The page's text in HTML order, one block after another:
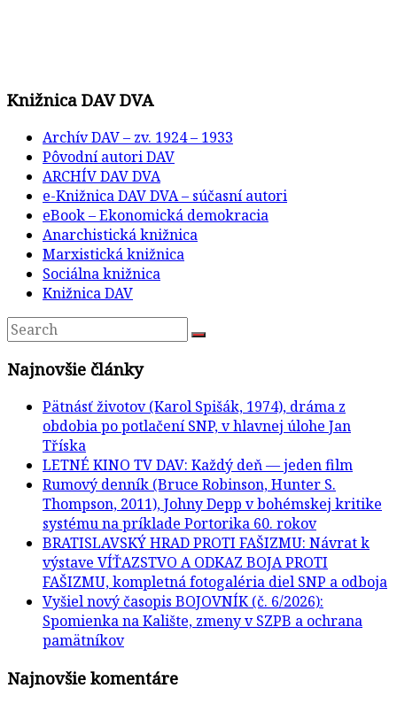
Knižnica DAV DVA
Archív DAV – zv. 1924 – 1933
Pôvodní autori DAV
ARCHÍV DAV DVA
e-Knižnica DAV DVA – súčasní autori
eBook – Ekonomická demokracia
Anarchistická knižnica
Marxistická knižnica
Sociálna knižnica
Knižnica DAV
Najnovšie články
Pätnásť životov (Karol Spišák, 1974), dráma z
obdobia po potlačení SNP, v hlavnej úlohe Jan
Tříska
LETNÉ KINO TV DAV: Každý deň — jeden film
Rumový denník (Bruce Robinson, Hunter S.
Thompson, 2011), Johny Depp v bohémskej kritike
systému na príklade Portorika 60. rokov
BRATISLAVSKÝ HRAD PROTI FAŠIZMU: Návrat k
výstave VÍŤAZSTVO A ODKAZ BOJA PROTI
FAŠIZMU, kompletná fotogaléria diel SNP a odboja
Vyšiel nový časopis BOJOVNÍK (č. 6/2026):
Spomienka na Kalište, zmeny v SZPB a ochrana
pamätníkov
Najnovšie komentáre